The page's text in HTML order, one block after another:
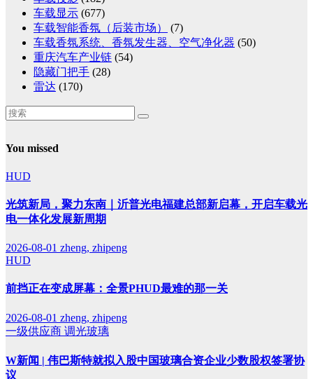
车载显示 (677)
车载智能香氛（后装市场）
(7)
车载香氛系统、香氛发生器、空气净化器 (50)
重庆汽车产业链 (54)
隐藏门把手 (28)
雷达 (170)
You missed
HUD
光筑新局，聚力东南｜沂普光电福建总部新启幕，开启车载光
电一体化发展新周期
2026-08-01 zheng, zhipeng
HUD
前挡正在变成屏幕：全景PHUD最难的那一关
2026-08-01 zheng, zhipeng
一级供应商 调光玻璃
W新闻 | 伟巴斯特就拟入股中国玻璃合资企业少数股权签署协
议